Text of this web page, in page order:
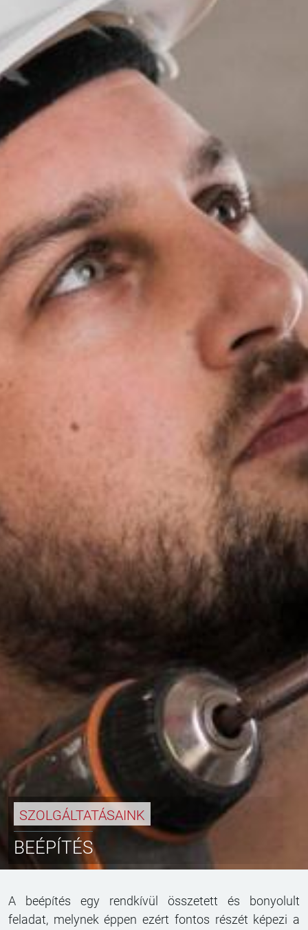
SZOLGÁLTATÁSAINK
BEÉPÍTÉS
A beépítés egy rendkívül összetett és bonyolult
feladat, melynek éppen ezért fontos részét képezi a